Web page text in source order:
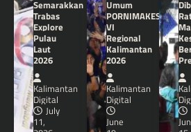
Semarakkan
Trabas
Explore
Pulau
Laut
2026
Kalimantan
Digital
July
11,
Umum
PORNIMAKES
VI
Regional
Kalimantan
2026
Kalimantan
Digital
June